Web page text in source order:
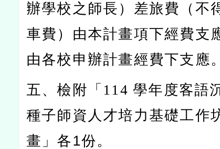
辦學校之師長）差旅費（不
車費）由本計畫項下經費支
由各校申辦計畫經費下支應
五、檢附「114 學年度客語
種子師資人才培力基礎工作
畫」各1份。